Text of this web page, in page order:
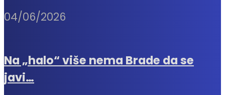
04/06/2026
Na „halo“ više nema Brade da se
javi…